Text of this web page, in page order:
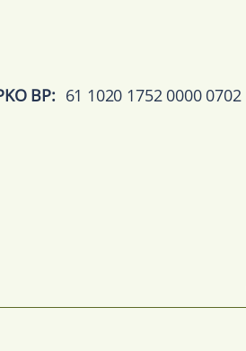
BP: 61 1020 1752 0000 0702